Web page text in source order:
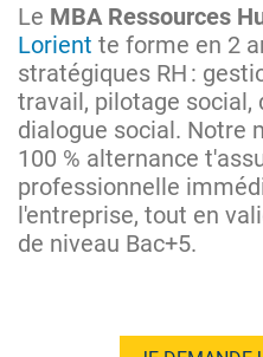
Le MBA Ressources
Lorient te forme en 2
stratégiques RH :
travail, pilotage social,
dialogue social. Notre
100 % alternance
professionnelle
l'entreprise, tout en
de niveau Bac+5.